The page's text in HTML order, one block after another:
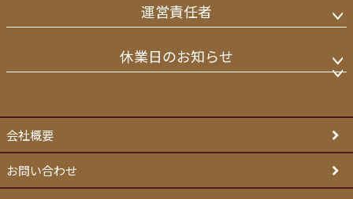
運営責任者
休業日のお知らせ
会社概要
お問い合わせ